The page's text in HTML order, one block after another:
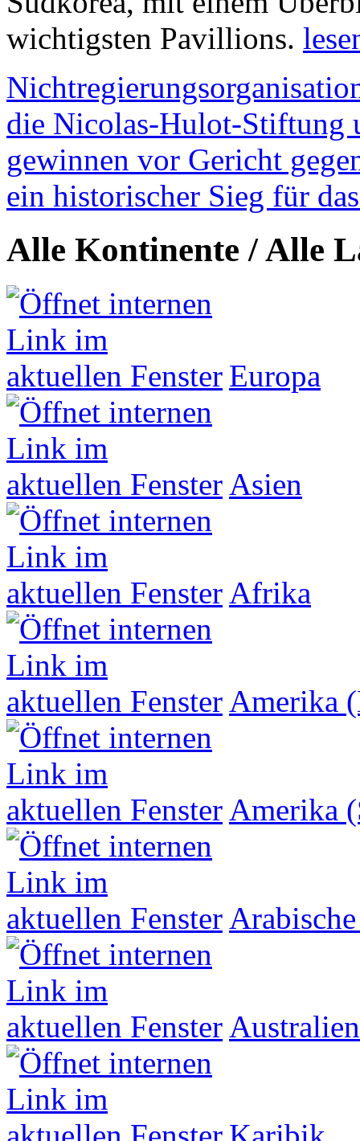
wichtigsten Pavillions.
die Nicolas-Hulot-Stiftung
gewinnen vor Gericht
ein historischer Sieg für
Alle Kontinente / Alle
Europa
Asien
Afrika
Amerika
Amerika
Australien